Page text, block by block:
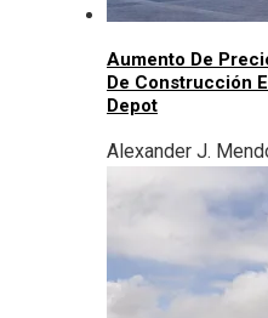
Aumento De
De Construcción
Depot
Alexander J.